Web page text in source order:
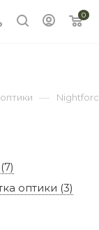
0
—
оптики (3)